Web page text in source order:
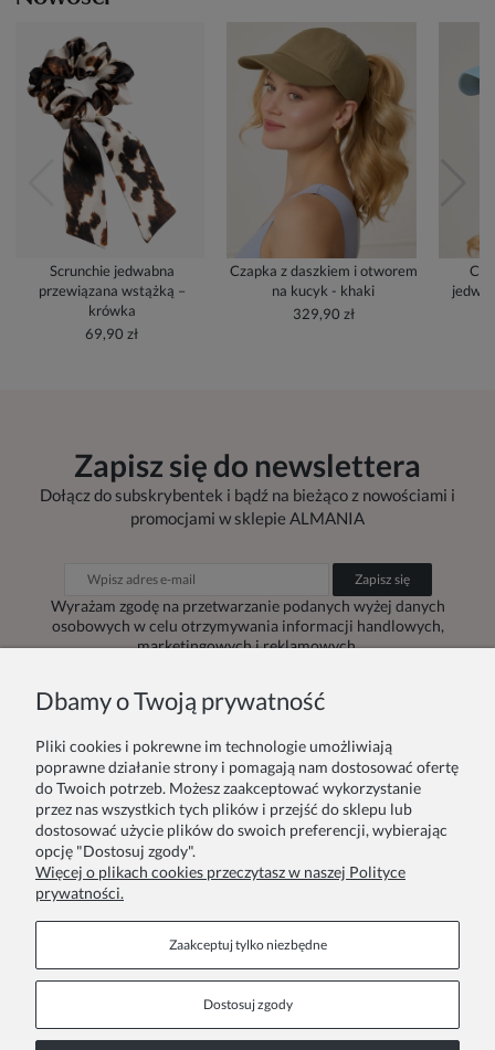
Scrunchie jedwabna
przewiązana wstążką –
krówka
69,90 zł
Czapka z daszkiem i otworem
na kucyk - khaki
329,90 zł
Zapisz się do newslettera
Dołącz do subskrybentek i bądź na bieżąco z nowościami i
promocjami w sklepie ALMANIA
Zapisz się
Wyrażam zgodę na przetwarzanie podanych wyżej danych
osobowych w celu otrzymywania informacji handlowych,
marketingowych i reklamowych.
Zamówienie
Twoje zamówienia
Zwroty i reklamacje
Formy płatności
Czas i koszty dostawy
Inne
Blog
Zainspiruj się
Kontakt
Dbamy o Twoją prywatność
Pliki cookies i pokrewne im technologie umożliwiają
poprawne działanie strony i pomagają nam dostosować ofertę
do Twoich potrzeb. Możesz zaakceptować wykorzystanie
przez nas wszystkich tych plików i przejść do sklepu lub
dostosować użycie plików do swoich preferencji, wybierając
opcję "Dostosuj zgody".
Więcej o plikach cookies przeczytasz w naszej Polityce
prywatności.
Zaakceptuj tylko niezbędne
Dostosuj zgody